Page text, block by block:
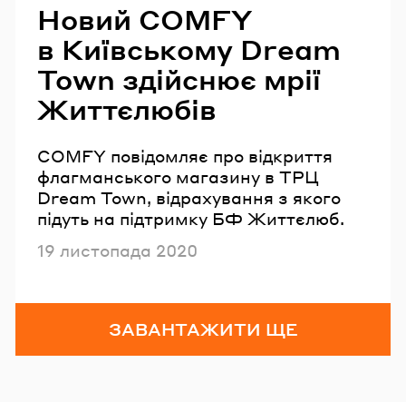
Новий COMFY
в Київському Dream
Town здійснює мрії
Життєлюбів
COMFY повідомляє про відкриття
флагманського магазину в ТРЦ
Dream Town, відрахування з якого
підуть на підтримку БФ Життєлюб.
Опубліковано
19 листопада 2020
ЗАВАНТАЖИТИ ЩЕ